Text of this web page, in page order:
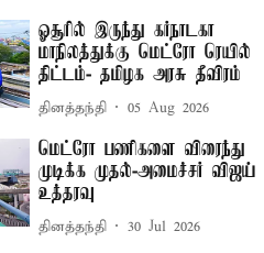
ஓசூரில் இருந்து கர்நாடகா
மாநிலத்துக்கு மெட்ரோ ரெயில்
திட்டம்- தமிழக அரசு தீவிரம்
தினத்தந்தி 05 Aug 2026
மெட்ரோ பணிகளை விரைந்து
முடிக்க முதல்-அமைச்சர் விஜய்
உத்தரவு
தினத்தந்தி 30 Jul 2026